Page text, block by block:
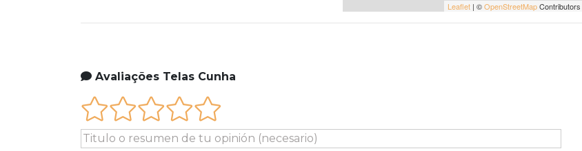
Leaflet | ©OpenStreetMapContributors
Avaliações Telas Cunha